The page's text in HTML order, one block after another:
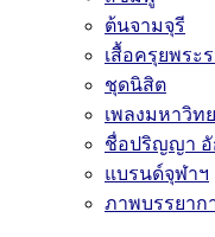
ต้นจามจุรี
เสื้อครุยพระ
ชุดนิสิต
เพลงมหาวิท
ชื่อปริญญา
แบรนด์จุฬาฯ
ภาพบรรยาก